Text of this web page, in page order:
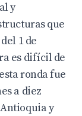
y
que
1 de
es difícil de
ronda fue
a diez
y